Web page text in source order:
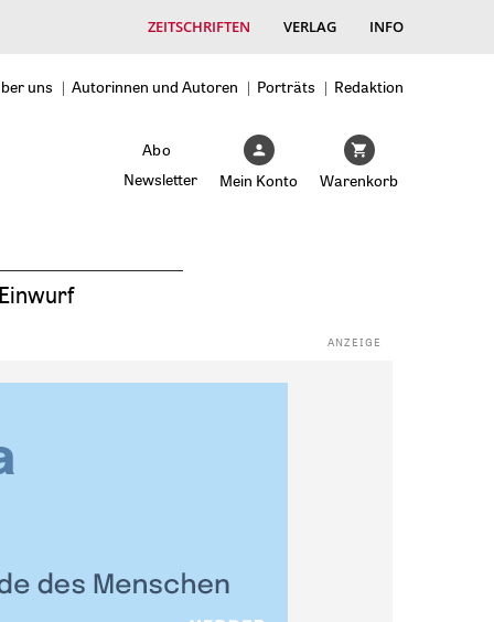
ZEITSCHRIFTEN VERLAG INFO
uns Autorinnen und Autoren Porträts Redaktion
Abo
Newsletter
Mein Konto Warenkorb